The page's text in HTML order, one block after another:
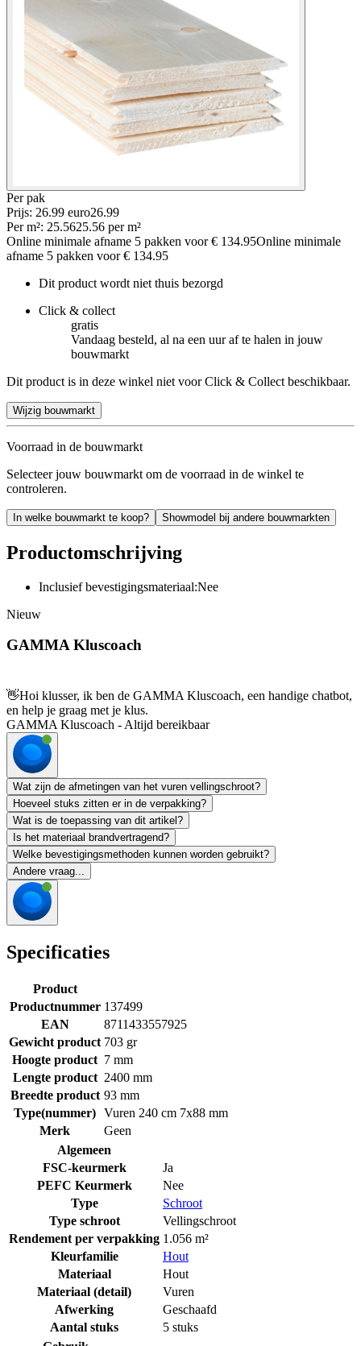
Per pak
Prijs: 26.99 euro26.99
Per m²: 25.5625.56 per m²
Online minimale afname 5 pakken voor€ 134.95Online minimale
afname 5 pakken voor€ 134.95
Dit product wordt niet thuis bezorgd
Click & collect
gratis
Vandaag besteld, al na een uur af te halen in jouw
bouwmarkt
Dit product is in deze winkel niet voor Click & Collect beschikbaar.
Wijzig bouwmarkt
Voorraad in de bouwmarkt
Selecteer jouw bouwmarkt om de voorraad in de winkel te
controleren.
In welke bouwmarkt te koop? Showmodel bij andere bouwmarkten
Productomschrijving
Inclusief bevestigingsmateriaal:Nee
Nieuw
GAMMA Kluscoach
👋Hoi klusser, ik ben de GAMMA Kluscoach, een handige chatbot,
en help je graag met je klus.
GAMMA Kluscoach - Altijd bereikbaar
Wat zijn de afmetingen van het vuren vellingschroot?
Hoeveel stuks zitten er in de verpakking?
Wat is de toepassing van dit artikel?
Is het materiaal brandvertragend?
Welke bevestigingsmethoden kunnen worden gebruikt?
Andere vraag...
Specificaties
Product
Productnummer 137499
EAN
8711433557925
Gewicht product 703 gr
Hoogte product 7 mm
Lengte product 2400 mm
Breedte product 93 mm
Type(nummer) Vuren 240 cm 7x88 mm
Merk
Geen
Algemeen
FSC-keurmerk
Ja
PEFC Keurmerk
Nee
Type
Schroot
Type schroot
Vellingschroot
Rendement per verpakking 1.056 m²
Kleurfamilie
Hout
Materiaal
Hout
Materiaal (detail)
Vuren
Afwerking
Geschaafd
Aantal stuks
5 stuks